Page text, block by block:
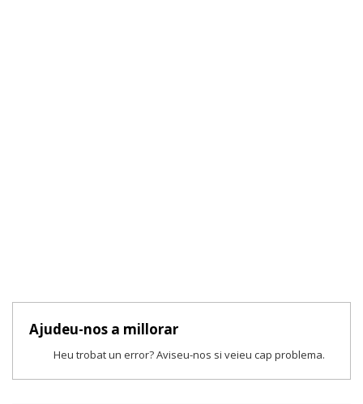
Ajudeu-nos a millorar
Heu trobat un error? Aviseu-nos si veieu cap problema.